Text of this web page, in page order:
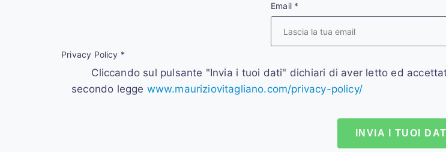
Email *
Privacy Policy *
Cliccando sul pulsante "Invia i tuoi dati" dichiari di aver letto ed
secondo legge www.mauriziovitagliano.com/privacy-policy/